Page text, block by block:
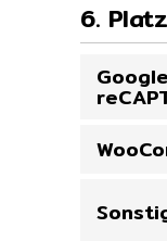
6.
Google